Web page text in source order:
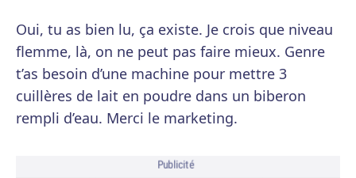
Oui, tu as bien lu, ça existe. Je crois que niveau
flemme, là, on ne peut pas faire mieux. Genre
t’as besoin d’une machine pour mettre 3
cuillères de lait en poudre dans un biberon
rempli d’eau. Merci le marketing.
Publicité